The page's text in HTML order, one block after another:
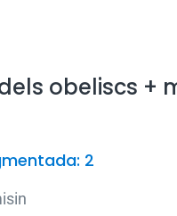
obeliscs +
2